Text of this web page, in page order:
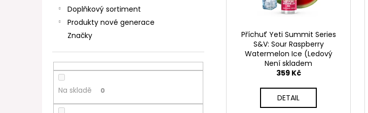
Doplňkový sortiment
Produkty nové generace
Značky
Na skladě 0
Příchuť Yeti Summit Series
S&V: Sour Raspberry
Watermelon Ice (Ledový
meloun s malinou) 10ml
Není skladem
359 Kč
DETAIL
154 Kč
Původně: 195 Kč